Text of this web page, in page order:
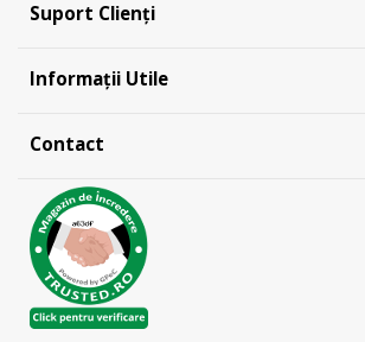
Suport Clienți
Informații Utile
Contact